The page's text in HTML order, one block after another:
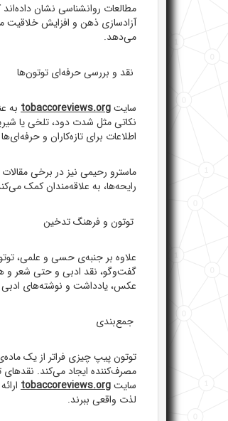
مطالعات روانشناسی نشان
آزادسازی ذهن و افزایش خلاقیت
می‌دهد.
نقد و بررسی حرفه‌ای توتون‌ها
سایتtobaccoreviews.org به
نکاتی مثل شدت دود، تلخی یا
اطلاعات برای تازه‌کاران و
ماسترو رحیمی نیز در برخی
رایحه‌ها، به علاقه‌مندان کمک
توتون و فرهنگ تدخین
علاوه بر جنبه‌ی حسی و علمی،
گفت‌وگو، نقد ادبی و حتی شعر و
عکس، یادداشت و نوشته‌های
جمع‌بندی
توتون پیپ چیزی فراتر از یک
مصرف‌کننده ایجاد می‌کند.
سایتtobaccoreviews.org
لذت واقعی ببرند.